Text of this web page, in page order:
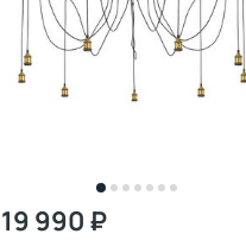
19 990 ₽